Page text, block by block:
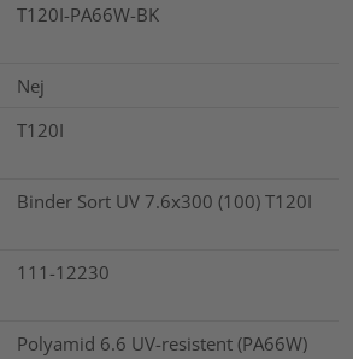
T120I-PA66W-BK
Nej
T120I
Binder Sort UV 7.6x300 (100) T120I
111-12230
Polyamid 6.6 UV-resistent (PA66W)